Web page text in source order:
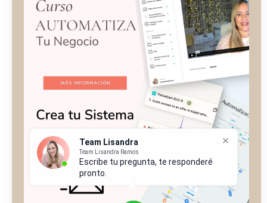
Team Lisandra
Team Lisandra Ramos
Escribe tu pregunta, te responderé
pronto.